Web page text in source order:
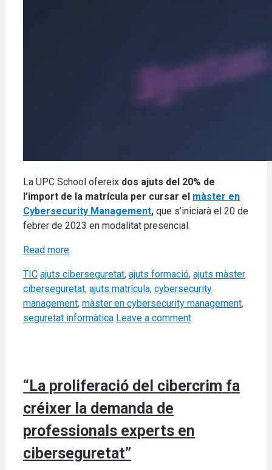
La UPC School ofereix dos ajuts del 20% de
l’import de la matrícula per cursar el màster en
Cybersecurity Management, que s’iniciarà el 20 de
febrer de 2023 en modalitat presencial.
Read more
Categories
TIC Tags
ajuts ciberseguretat, ajuts formació, ajuts màster
ciberseguretat, ajuts matrícula, cybersecurity
management, màster en cybersecurity management,
seguretat informàtica Leave a comment
“La proliferació del cibercrim fa
créixer la demanda de
professionals experts en
ciberseguretat”